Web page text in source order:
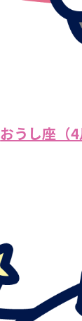
おうし座（